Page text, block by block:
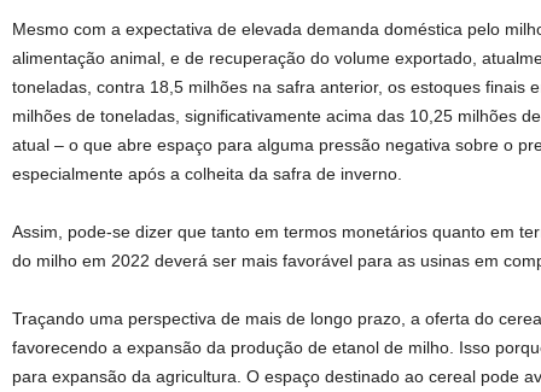
Mesmo com a expectativa de elevada demanda doméstica pelo
alimentação animal, e de recuperação do volume exportado,
toneladas, contra 18,5 milhões na safra anterior, os estoques finais
milhões de toneladas, significativamente acima das 10,25 milhões
atual – o que abre espaço para alguma pressão negativa sobre o
especialmente após a colheita da safra de inverno.
Assim, pode-se dizer que tanto em termos monetários quanto em
do milho em 2022 deverá ser mais favorável para as usinas em
Traçando uma perspectiva de mais de longo prazo, a oferta do
favorecendo a expansão da produção de etanol de milho. Isso
para expansão da agricultura. O espaço destinado ao cereal pode